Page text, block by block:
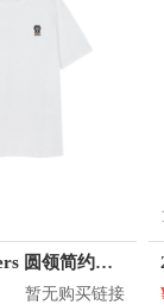
KM/kilometers 圆领简约短袖T恤 M2X2108073
暂无购买链接